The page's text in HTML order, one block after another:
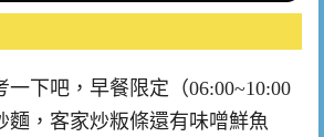
下吧，早餐限定（06:00~10:00
麵，客家炒粄條還有味噌鮮魚